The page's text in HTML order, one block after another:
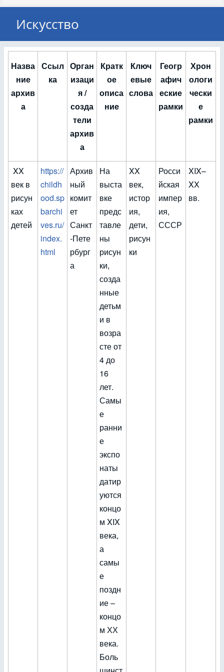
Искусство
Назва
ние
архив
а
Ссыл
ка
Орган
изаци
я /
созда
тели
архив
а
Кратк
ое
описа
ние
Ключ
евые
слова
Геогр
афич
еские
рамки
Хрон
ологи
чески
е
рамки
XX
век в
рисун
ках
детей
https://
childh
ood.sp
barchi
ves.ru/
index.
html
Архив
ный
комит
ет
Санкт
-Пете
рбург
а
На
выста
вке
предс
тавле
ны
рисун
ки,
созда
нные
детьм
и в
возра
сте от
4 до
16
лет.
Самы
е
ранни
е
экспо
наты
датир
уются
концо
м XIX
века,
а
самы
е
поздн
ие –
концо
м ХХ
века.
Боль
XX
век,
истор
ия,
дети,
рисун
ки
Росси
йская
импер
ия,
СССР
XIX–
XX
вв.